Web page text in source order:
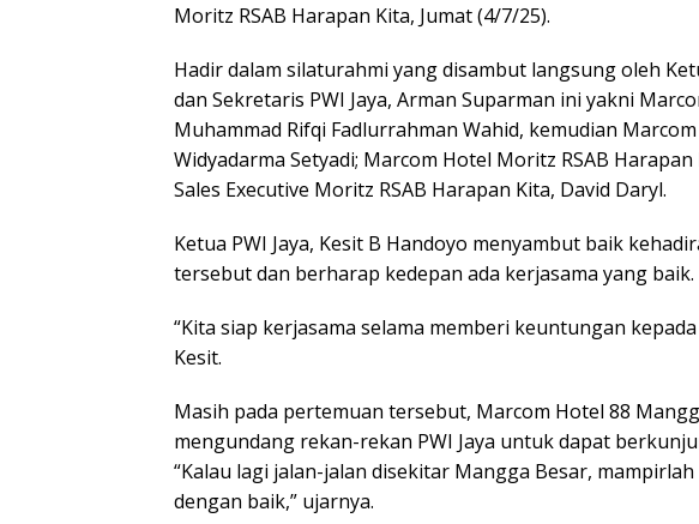
Moritz RSAB Harapan Kita, Jumat (4/7/25).
Hadir dalam silaturahmi yang disambut langsung oleh
dan Sekretaris PWI Jaya, Arman Suparman ini yakni
Muhammad Rifqi Fadlurrahman Wahid, kemudian
Widyadarma Setyadi; Marcom Hotel Moritz RSAB
Sales Executive Moritz RSAB Harapan Kita, David Daryl.
Ketua PWI Jaya, Kesit B Handoyo menyambut baik
tersebut dan berharap kedepan ada kerjasama yang baik.
“Kita siap kerjasama selama memberi keuntungan
Kesit.
Masih pada pertemuan tersebut, Marcom Hotel 88
mengundang rekan-rekan PWI Jaya untuk dapat
“Kalau lagi jalan-jalan disekitar Mangga Besar,
dengan baik,” ujarnya.